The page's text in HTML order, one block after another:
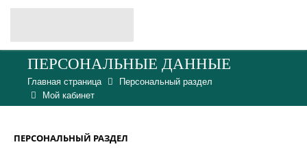
ПЕРСОНАЛЬНЫЕ ДАННЫЕ
Главная страница
Персональный раздел
Мой кабинет
ПЕРСОНАЛЬНЫЙ РАЗДЕЛ